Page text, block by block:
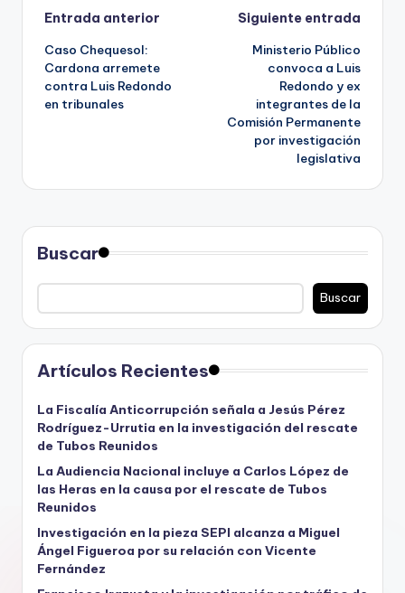
Navegación
de
entradas
Entrada anterior
Caso Chequesol:
Cardona arremete
contra Luis Redondo
en tribunales
Siguiente entrada
Ministerio Público
convoca a Luis
Redondo y ex
integrantes de la
Comisión Permanente
por investigación
legislativa
Buscar
Buscar
Artículos Recientes
La Fiscalía Anticorrupción señala a Jesús Pérez
Rodríguez-Urrutia en la investigación del rescate
de Tubos Reunidos
La Audiencia Nacional incluye a Carlos López de
las Heras en la causa por el rescate de Tubos
Reunidos
Investigación en la pieza SEPI alcanza a Miguel
Ángel Figueroa por su relación con Vicente
Fernández